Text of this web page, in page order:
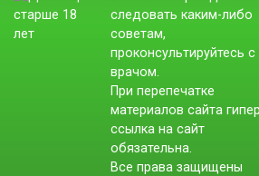
следовать каким-либо
советам,
проконсультируйтесь с
врачом.
При перепечатке
материалов сайта
ссылка на сайт
обязательна.
Все права защищены